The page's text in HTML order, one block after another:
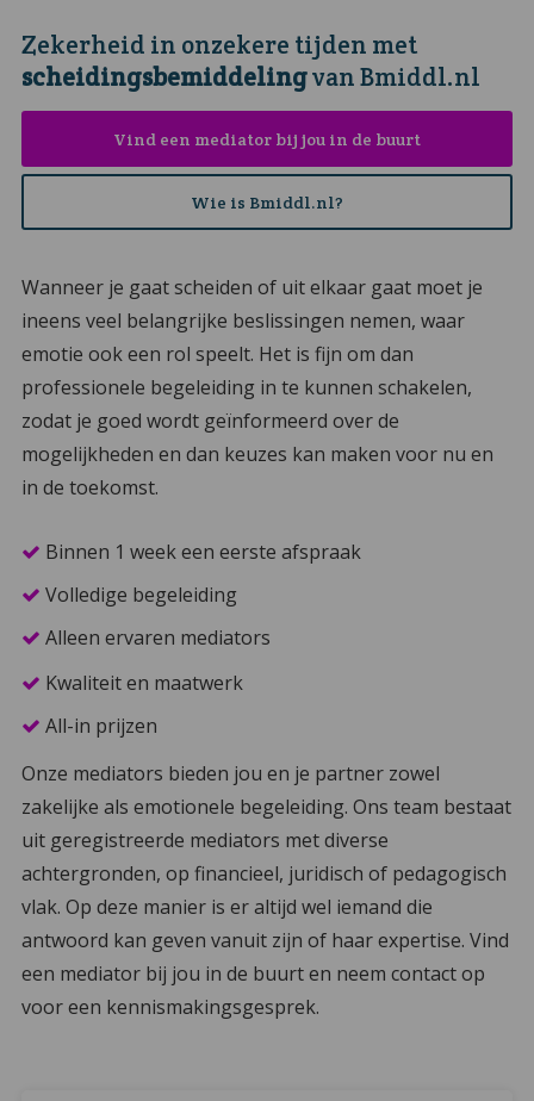
Zekerheid in onzekere tijden met
scheidingsbemiddelingvan Bmiddl.nl
Vind een mediator bij jou in de buurt
Wie is Bmiddl.nl?
Wanneer je gaat scheiden of uit elkaar gaat moet je
ineens veel belangrijke beslissingen nemen, waar
emotie ook een rol speelt. Het is fijn om dan
professionele begeleiding in te kunnen schakelen,
zodat je goed wordt geïnformeerd over de
mogelijkheden en dan keuzes kan maken voor nu en
in de toekomst.
Binnen 1 week een eerste afspraak
Volledige begeleiding
Alleen ervaren mediators
Kwaliteit en maatwerk
All-in prijzen
Onze mediators bieden jou en je partner zowel
zakelijke als emotionele begeleiding. Ons team bestaat
uit geregistreerde mediators met diverse
achtergronden, op financieel, juridisch of pedagogisch
vlak. Op deze manier is er altijd wel iemand die
antwoord kan geven vanuit zijn of haar expertise. Vind
een mediator bij jou in de buurt en neem contact op
voor een kennismakingsgesprek.